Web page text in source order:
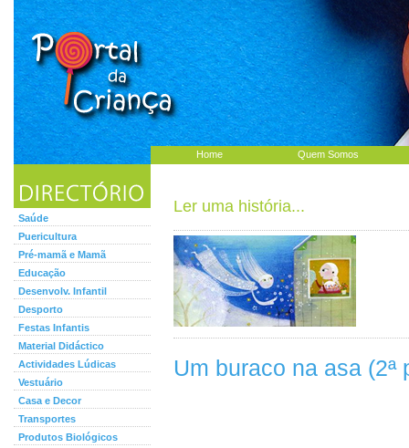
Home Quem Somos
Saúde
Puericultura
Pré-mamã e Mamã
Educação
Desenvolv. Infantil
Desporto
Festas Infantis
Material Didáctico
Actividades Lúdicas
Vestuário
Casa e Decor
Transportes
Produtos Biológicos
Ler uma história...
Um buraco na asa (2ª